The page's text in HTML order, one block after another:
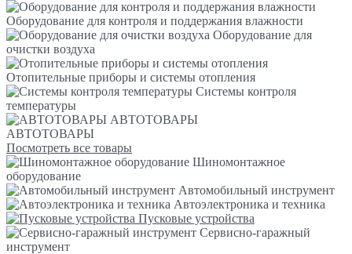
Оборудование для контроля и поддержания влажности
Оборудование для
очистки воздуха
Отопительные приборы и системы отопления
Системы контроля
температуры
АВТОТОВАРЫ
АВТОТОВАРЫ
Посмотреть все товары
Шиномонтажное
оборудование
Автомобильный инструмент
Автоэлектроника и техника
Пусковые устройства
Сервисно-гаражный
инструмент